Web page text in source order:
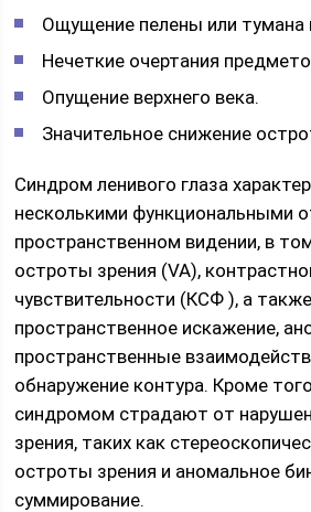
Ощущение пелены или тумана
Нечеткие очертания
Опущение верхнего века.
Значительное снижение
Синдром ленивого глаза
несколькими функциональными
пространственном видении, в
остроты зрения (VA),
чувствительности (КСФ ), а также
пространственное искажение,
пространственные
обнаружение контура. Кроме
синдромом страдают от
зрения, таких как
остроты зрения и аномальное
суммирование.